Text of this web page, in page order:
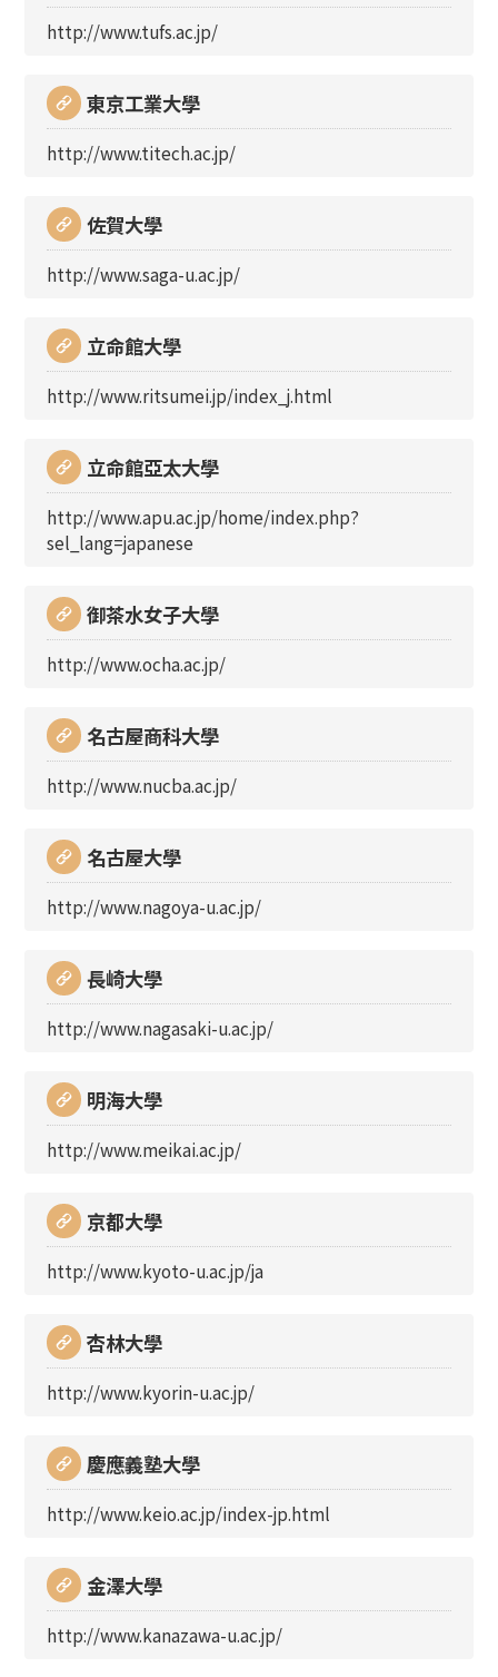
http://www.tufs.ac.jp/
東京工業大學
http://www.titech.ac.jp/
佐賀大學
http://www.saga-u.ac.jp/
立命館大學
http://www.ritsumei.jp/index_j.html
立命館亞太大學
http://www.apu.ac.jp/home/index.php?
sel_lang=japanese
御茶水女子大學
http://www.ocha.ac.jp/
名古屋商科大學
http://www.nucba.ac.jp/
名古屋大學
http://www.nagoya-u.ac.jp/
長崎大學
http://www.nagasaki-u.ac.jp/
明海大學
http://www.meikai.ac.jp/
京都大學
http://www.kyoto-u.ac.jp/ja
杏林大學
http://www.kyorin-u.ac.jp/
慶應義塾大學
http://www.keio.ac.jp/index-jp.html
金澤大學
http://www.kanazawa-u.ac.jp/